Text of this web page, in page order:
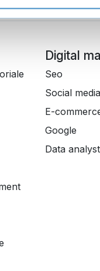
Digital
Seo
Social
E-
Google
Data analyst